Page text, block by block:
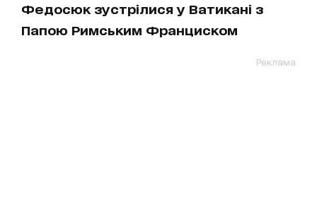
Федосюк зустрілися у Ватикані з
Папою Римським Франциском
Реклама